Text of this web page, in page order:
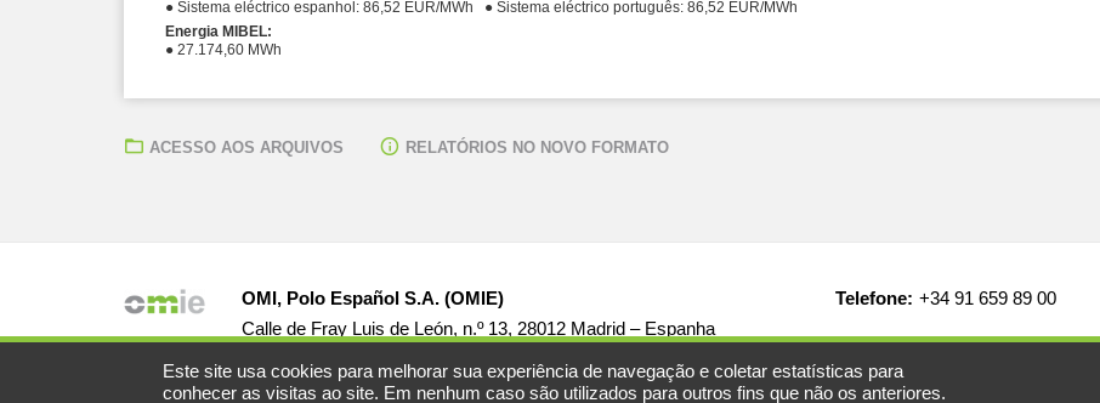
● Sistema eléctrico espanhol: 86,52 EUR/MWh ● Sistema eléctrico português: 86,52 EUR/MWh
Energia MIBEL:
● 27.174,60 MWh
ACESSO AOS ARQUIVOS RELATÓRIOS NO NOVO FORMATO
OMI, Polo Español S.A. (OMIE)
Calle de Fray Luis de León, n.º 13, 28012 Madrid – Espanha
Telefone: +34 91 659 89 00
Este site usa cookies para melhorar sua experiência de navegação e coletar estatísticas para
conhecer as visitas ao site. Em nenhum caso são utilizados para outros fins que não os anteriores.